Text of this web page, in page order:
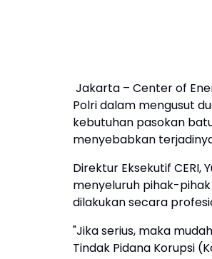
Jakarta – Center of
Polri dalam mengusut
kebutuhan pasokan
menyebabkan
Direktur Eksekutif CERI,
menyeluruh pihak-
dilakukan secara
"Jika serius, maka
Tindak Pidana Korupsi